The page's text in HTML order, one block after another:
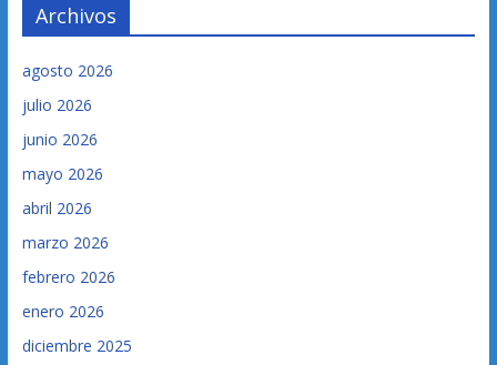
Archivos
agosto 2026
julio 2026
junio 2026
mayo 2026
abril 2026
marzo 2026
febrero 2026
enero 2026
diciembre 2025